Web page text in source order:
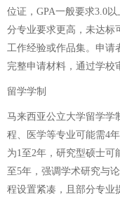
位证，GPA一般要求3.0
分专业要求更高，未达标
工作经验或作品集。申请
完整申请材料，通过学校
留学学制
马来西亚公立大学留学学
程、医学等专业可能需4
为1至2年，研究型硕士
至5年，强调学术研究与
程设置紧凑，且部分专业